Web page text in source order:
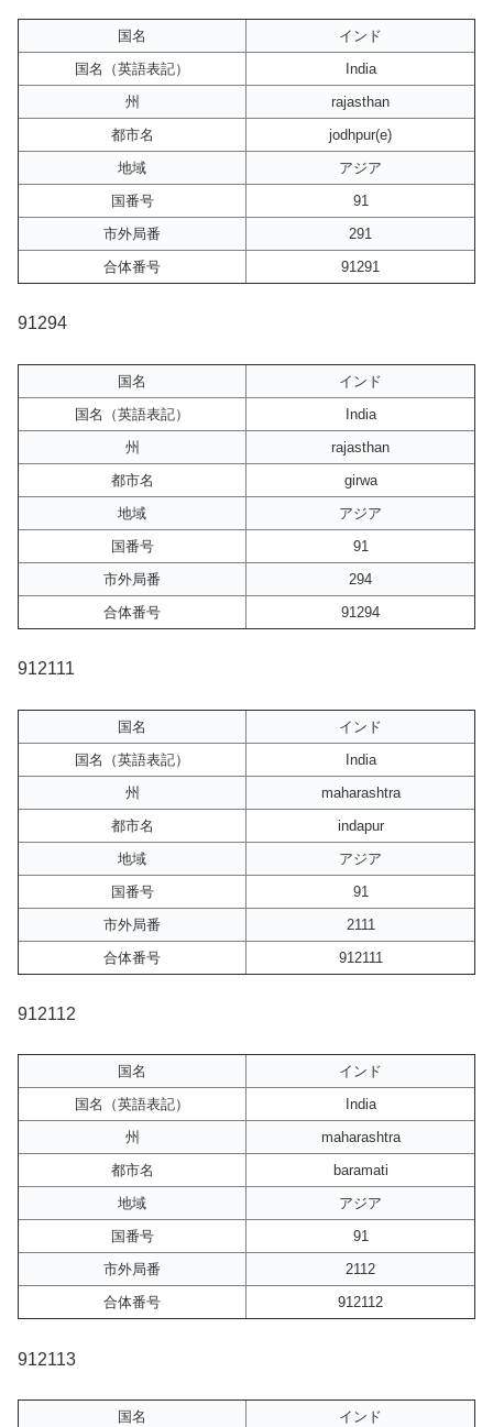
国名
インド
国名（英語表記）
India
州
rajasthan
都市名
jodhpur(e)
地域
アジア
国番号
91
市外局番
291
合体番号
91291
91294
国名
インド
国名（英語表記）
India
州
rajasthan
都市名
girwa
地域
アジア
国番号
91
市外局番
294
合体番号
91294
912111
国名
インド
国名（英語表記）
India
州
maharashtra
都市名
indapur
地域
アジア
国番号
91
市外局番
2111
合体番号
912111
912112
国名
インド
国名（英語表記）
India
州
maharashtra
都市名
baramati
地域
アジア
国番号
91
市外局番
2112
合体番号
912112
912113
国名
インド